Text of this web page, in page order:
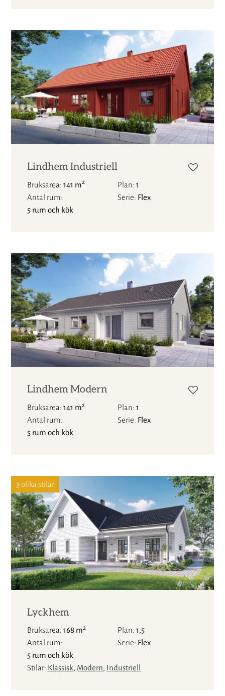
Lindhem Industriell
Bruksarea 141 m2 Plan 1
Antal rum
5 rum och kök
Serie Flex
Lindhem Modern
Bruksarea 141 m2 Plan 1
Antal rum
5 rum och kök
Serie Flex
3 olika stilar
Lyckhem
Bruksarea 168 m2 Plan 1,5
Antal rum
5 rum och kök
Serie Flex
Stilar Klassisk, Modern, Industriell